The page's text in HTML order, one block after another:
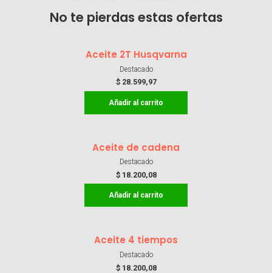
No te pierdas estas ofertas
Aceite 2T Husqvarna
Destacado
$28.599,97
Añadir al carrito
Aceite de cadena
Destacado
$18.200,08
Añadir al carrito
Aceite 4 tiempos
Destacado
$18.200,08